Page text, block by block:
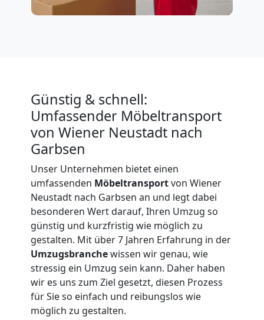
Günstig & schnell:
Umfassender Möbeltransport
von Wiener Neustadt nach
Garbsen
Unser Unternehmen bietet einen
umfassenden Möbeltransportvon Wiener
Neustadt nach Garbsen an und legt dabei
besonderen Wert darauf, Ihren Umzug so
günstig und kurzfristig wie möglich zu
gestalten. Mit über 7 Jahren Erfahrung in der
Umzugsbranchewissen wir genau, wie
stressig ein Umzug sein kann. Daher haben
wir es uns zum Ziel gesetzt, diesen Prozess
für Sie so einfach und reibungslos wie
möglich zu gestalten.